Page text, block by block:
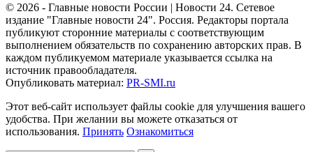
© 2026 - Главные новости России | Новости 24. Сетевое
издание "Главные новости 24". Россия. Редакторы портала
публикуют сторонние материалы с соответствующим
выполнением обязательств по сохранению авторских прав. В
каждом публикуемом материале указывается ссылка на
источник правообладателя.
Опубликовать материал: PR-SMI.ru
Этот веб-сайт использует файлы cookie для улучшения вашего
удобства. При желании вы можете отказаться от
использования. Принять Ознакомиться